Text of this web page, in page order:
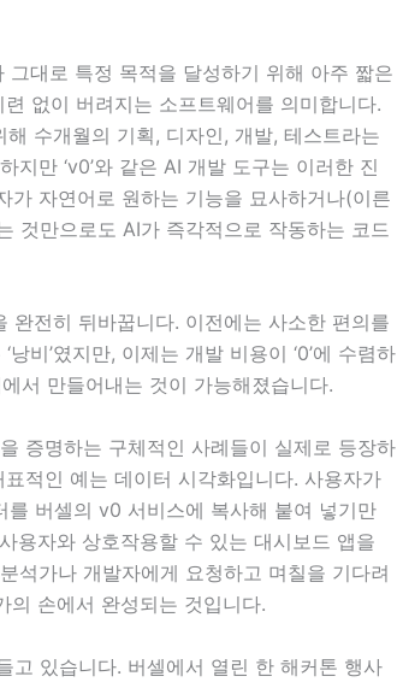
그대로 특정 목적을 달성하기 위해 아주 짧은
없이 버려지는 소프트웨어를 의미합니다.
수개월의 기획, 디자인, 개발, 테스트라는
지만 ‘v0’와 같은 AI 개발 도구는 이러한 진
가 자연어로 원하는 기능을 묘사하거나(이른
것만으로도 AI가 즉각적으로 작동하는 코드
완전히 뒤바꿉니다. 이전에는 사소한 편의를
비’였지만, 이제는 개발 비용이 ‘0’에 수렴하
서 만들어내는 것이 가능해졌습니다.
증명하는 구체적인 사례들이 실제로 등장하
적인 예는 데이터 시각화입니다. 사용자가
버셀의 v0 서비스에 복사해 붙여 넣기만
용자와 상호작용할 수 있는 대시보드 앱을
석가나 개발자에게 요청하고 며칠을 기다려
의 손에서 완성되는 것입니다.
고 있습니다. 버셀에서 열린 한 해커톤 행사